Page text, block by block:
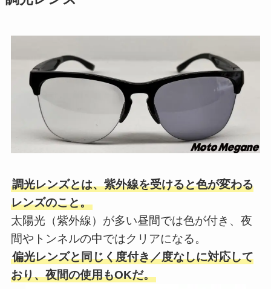
調光レンズとは、紫外線を受けると色が変わる
レンズのこと。
太陽光（紫外線）が多い昼間では色が付き、夜
間やトンネルの中ではクリアになる。
偏光レンズと同じく度付き／度なしに対応して
おり、夜間の使用もOKだ。